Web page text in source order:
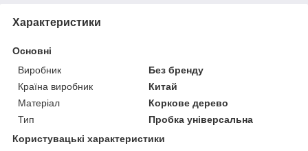
Характеристики
Основні
Виробник
Без бренду
Країна виробник
Китай
Матеріал
Коркове дерево
Тип
Пробка універсальна
Користувацькі характеристики